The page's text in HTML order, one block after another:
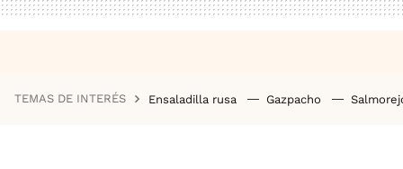
TEMAS DE INTERÉS Ensaladilla rusa Gazpacho